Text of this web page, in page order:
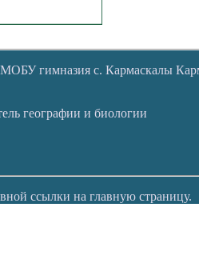
гимназия с. Кармаскалы
географии и биологии
ссылки на главную страницу.